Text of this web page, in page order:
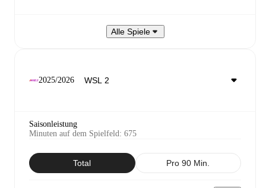
Alle Spiele
2025/2026
Saisonleistung
Minuten auf dem Spielfeld: 675
Total Pro 90 Min.